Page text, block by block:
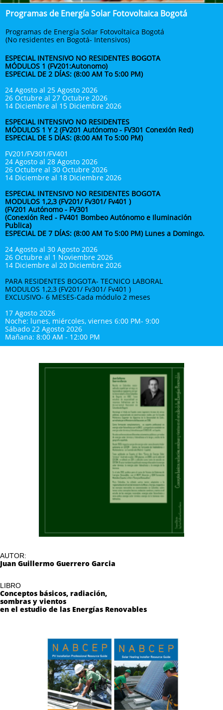
Programas de Energía Solar Fotovoltaica Bogotá​​​
Programas de Energía Solar Fotovoltaica Bogotá​​​
(No residentes en Bogotá- Intensivos)
ESPECIAL INTENSIVO NO RESIDENTES BOGOTA
MÓDULOS 1 (FV201:Autonomo)
ESPECIAL DE 2 DÍAS: (8:00 AM To 5:00 PM)
24 Agosto al 25 Agosto 2026
26 Octubre al 27 Octubre 2026
14 Diciembre al 15 Diciembre 2026
ESPECIAL INTENSIVO NO RESIDENTES
MÓDULOS 1 Y 2 (FV201 Autónomo - FV301 Conexión Red)
ESPECIAL DE 5 DÍAS: (8:00 AM To 5:00 PM)
FV201/FV301/FV401
24 Agosto al 28 Agosto 2026
26 Octubre al 30 Octubre 2026
14 Diciembre al 18 Diciembre 2026
ESPECIAL INTENSIVO NO RESIDENTES BOGOTA
MODULOS 1,2,3 (FV201/ Fv301/ Fv401 )
(FV201 Autónomo - FV301
(Conexión Red - FV401 Bombeo Autónomo e Iluminación
Publica)
ESPECIAL DE 7 DÍAS: (8:00 AM To 5:00 PM) Lunes a Domingo.
24 Agosto al 30 Agosto 2026
26 Octubre al 1 Noviembre 2026
14 Diciembre al 20 Diciembre 2026
PARA RESIDENTES BOGOTA- TECNICO LABORAL
MODULOS 1,2,3 (FV201/ Fv301/ Fv401 )
EXCLUSIVO- 6 MESES-Cada módulo 2 meses
17 Agosto 2026
Noche: lunes, miércoles, viernes 6:00 PM- 9:00
Sábado 22 Agosto 2026
Mañana: 8:00 AM - 12:00 PM
AUTOR:
Juan Guillermo Guerrero Garcia
LIBRO
Conceptos básicos, radiación,
sombras y vientos
​en el estudio de las Energías Renovables